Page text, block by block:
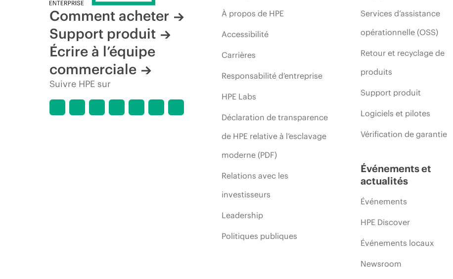
Comment acheter
Support produit
Écrire à l’équipe
commerciale
Suivre HPE sur
À propos de HPE
Accessibilité
Carrières
Responsabilité d’entreprise
HPE Labs
Déclaration de transparence
de HPE relative à l’esclavage
moderne (PDF)
Relations avec les
investisseurs
Leadership
Politiques publiques
Services d’assistance
opérationnelle (OSS)
Retour et recyclage de
produits
Support produit
Logiciels et pilotes
Vérification de garantie
Événements et
actualités
Événements
HPE Discover
Événements locaux
Newsroom